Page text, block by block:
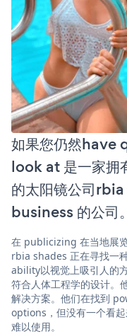
如果您仍然have
look at 是一家拥
的太阳镜公司
business 的公司。
在 publicizing 在当地展
rbia shades 正在寻找一
ability以视觉上吸引人的
符合人体工程学的设计。
解决方案。他们在找到
options，但没有一个看
难以使用。